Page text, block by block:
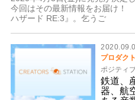
今回はその最新情報をお届け！
ハザード RE:3』。乞うご
プロダクト
ポジティ
鉄道、
器、航